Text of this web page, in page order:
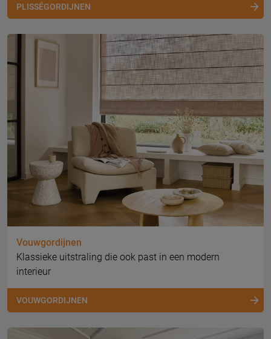
PLISSÉGORDIJNEN
Vouwgordijnen
Klassieke uitstraling die ook past in een modern
interieur
VOUWGORDIJNEN